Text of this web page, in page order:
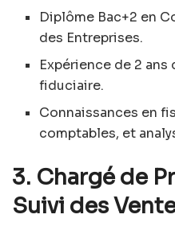
Diplôme Bac+2 en
des Entreprises.
Expérience de 2
fiduciaire.
Connaissances en
comptables, et
3. Chargé de
Suivi des